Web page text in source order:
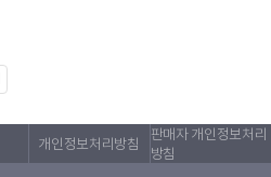
개인정보처리방침
판매자 개인정보처리
방침